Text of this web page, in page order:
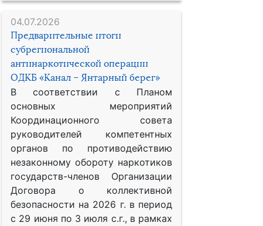
04.07.2026
Предварительные итоги
субрегиональной
антинаркотической операции
ОДКБ «Канал – Янтарный берег»
В соответствии с Планом
основных мероприятий
Координационного совета
руководителей компетентных
органов по противодействию
незаконному обороту наркотиков
государств-членов Организации
Договора о коллективной
безопасности на 2026 г. в период
с 29 июня по 3 июля с.г., в рамках